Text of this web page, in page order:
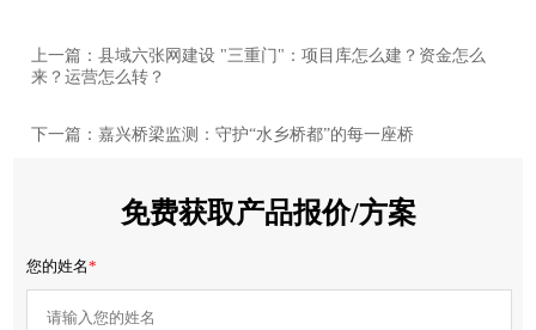
上一篇：县域六张网建设 "三重门"：项目库怎么建？资金怎么
来？运营怎么转？
下一篇：嘉兴桥梁监测：守护“水乡桥都”的每一座桥
免费获取产品报价/方案
您的姓名*